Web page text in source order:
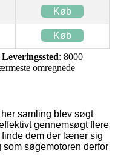
Køb
Køb
Leveringssted: 8000
omregnede
samling blev søgt
gennemsøgt flere
dem der læner sig
søgemotoren derfor